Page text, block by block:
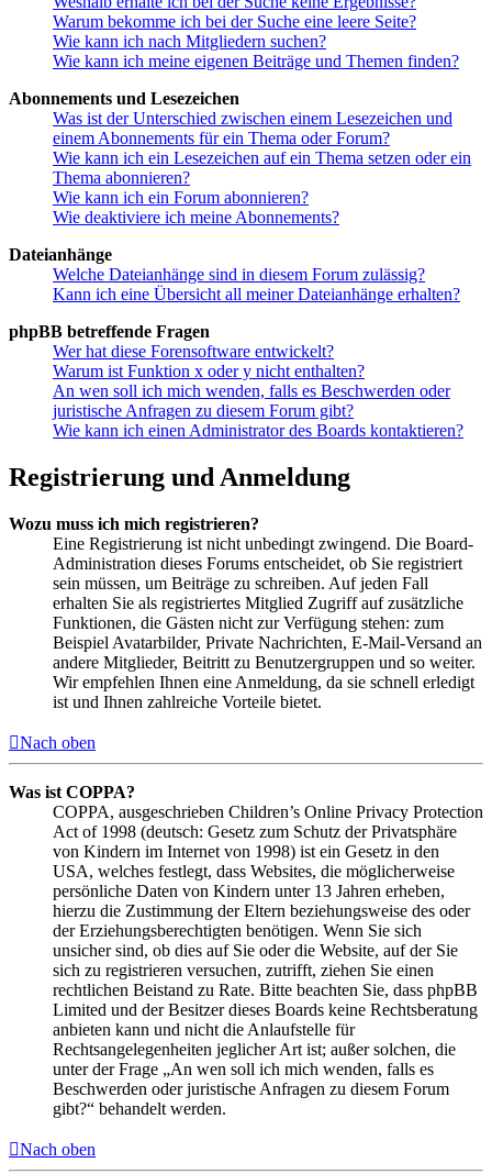
Warum bekomme ich bei der Suche eine leere Seite?
Wie kann ich nach Mitgliedern suchen?
Wie kann ich meine eigenen Beiträge und Themen finden?
Abonnements und Lesezeichen
Was ist der Unterschied zwischen einem Lesezeichen und
einem Abonnements für ein Thema oder Forum?
Wie kann ich ein Lesezeichen auf ein Thema setzen oder ein
Thema abonnieren?
Wie kann ich ein Forum abonnieren?
Wie deaktiviere ich meine Abonnements?
Dateianhänge
Welche Dateianhänge sind in diesem Forum zulässig?
Kann ich eine Übersicht all meiner Dateianhänge erhalten?
phpBB betreffende Fragen
Wer hat diese Forensoftware entwickelt?
Warum ist Funktion x oder y nicht enthalten?
An wen soll ich mich wenden, falls es Beschwerden oder
juristische Anfragen zu diesem Forum gibt?
Wie kann ich einen Administrator des Boards kontaktieren?
Registrierung und Anmeldung
Wozu muss ich mich registrieren?
Eine Registrierung ist nicht unbedingt zwingend. Die Board-
Administration dieses Forums entscheidet, ob Sie registriert
sein müssen, um Beiträge zu schreiben. Auf jeden Fall
erhalten Sie als registriertes Mitglied Zugriff auf zusätzliche
Funktionen, die Gästen nicht zur Verfügung stehen: zum
Beispiel Avatarbilder, Private Nachrichten, E-Mail-Versand an
andere Mitglieder, Beitritt zu Benutzergruppen und so weiter.
Wir empfehlen Ihnen eine Anmeldung, da sie schnell erledigt
ist und Ihnen zahlreiche Vorteile bietet.
Nach oben
Was ist COPPA?
COPPA, ausgeschrieben Children’s Online Privacy Protection
Act of 1998 (deutsch: Gesetz zum Schutz der Privatsphäre
von Kindern im Internet von 1998) ist ein Gesetz in den
USA, welches festlegt, dass Websites, die möglicherweise
persönliche Daten von Kindern unter 13 Jahren erheben,
hierzu die Zustimmung der Eltern beziehungsweise des oder
der Erziehungsberechtigten benötigen. Wenn Sie sich
unsicher sind, ob dies auf Sie oder die Website, auf der Sie
sich zu registrieren versuchen, zutrifft, ziehen Sie einen
rechtlichen Beistand zu Rate. Bitte beachten Sie, dass phpBB
Limited und der Besitzer dieses Boards keine Rechtsberatung
anbieten kann und nicht die Anlaufstelle für
Rechtsangelegenheiten jeglicher Art ist; außer solchen, die
unter der Frage „An wen soll ich mich wenden, falls es
Beschwerden oder juristische Anfragen zu diesem Forum
gibt?“ behandelt werden.
Nach oben